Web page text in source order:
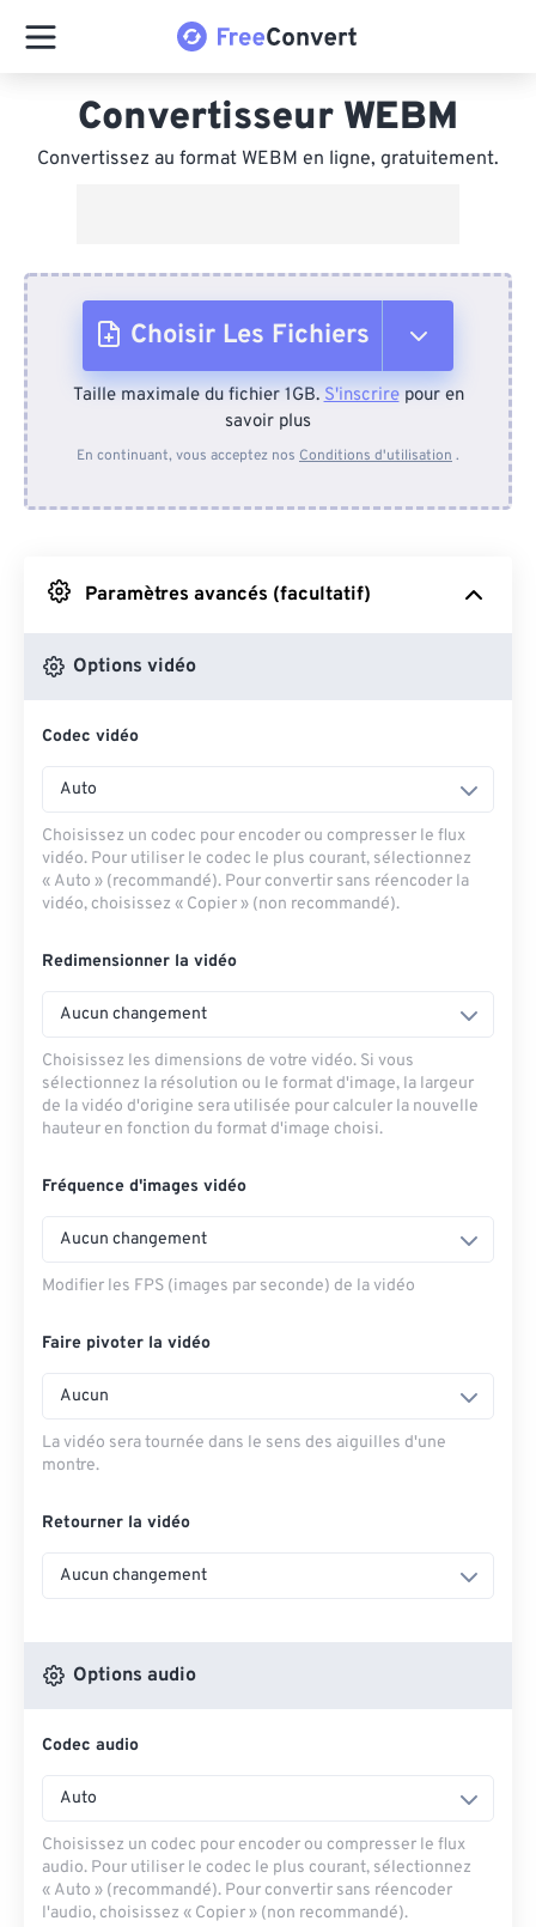
Convertisseur WEBM
Convertissez au format WEBM en ligne, gratuitement.
Choisir Les Fichiers
Depuis l'appareil
Depuis Google Drive
Depuis OneDrive
Taille maximale du fichier 1GB.S'inscrirepour en
savoir plus
En continuant, vous acceptez nos Conditions d'utilisation .
Paramètres avancés (facultatif)
Options vidéo
Codec vidéo
Auto
Choisissez un codec pour encoder ou compresser le flux
vidéo. Pour utiliser le codec le plus courant, sélectionnez
« Auto » (recommandé). Pour convertir sans réencoder la
vidéo, choisissez « Copier » (non recommandé).
Redimensionner la vidéo
Aucun changement
Choisissez les dimensions de votre vidéo. Si vous
sélectionnez la résolution ou le format d'image, la largeur
de la vidéo d'origine sera utilisée pour calculer la nouvelle
hauteur en fonction du format d'image choisi.
Fréquence d'images vidéo
Aucun changement
Modifier les FPS (images par seconde) de la vidéo
Faire pivoter la vidéo
Aucun
La vidéo sera tournée dans le sens des aiguilles d'une
montre.
Retourner la vidéo
Aucun changement
Options audio
Codec audio
Auto
Choisissez un codec pour encoder ou compresser le flux
audio. Pour utiliser le codec le plus courant, sélectionnez
« Auto » (recommandé). Pour convertir sans réencoder
l'audio, choisissez « Copier » (non recommandé).